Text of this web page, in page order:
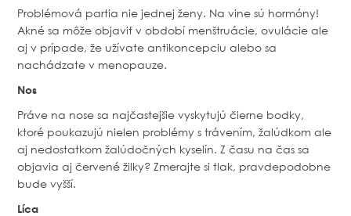
Problémová partia nie jednej ženy. Na vine sú hormóny!
Akné sa môže objaviť v období menštruácie, ovulácie ale
aj v prípade, že užívate antikoncepciu alebo sa
nachádzate v menopauze.
Nos
Práve na nose sa najčastejšie vyskytujú čierne bodky,
ktoré poukazujú nielen problémy s trávením, žalúdkom ale
aj nedostatkom žalúdočných kyselín. Z času na čas sa
objavia aj červené žilky? Zmerajte si tlak, pravdepodobne
bude vyšší.
Líca